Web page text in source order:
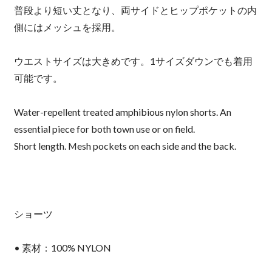
普段より短い丈となり、両サイドとヒップポケットの内
側にはメッシュを採用。
ウエストサイズは大きめです。1サイズダウンでも着用
可能です。
Water-repellent treated amphibious nylon shorts. An
essential piece for both town use or on field.
Short length. Mesh pockets on each side and the back.
ショーツ
• 素材：100% NYLON